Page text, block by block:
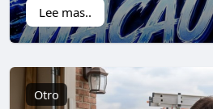
Lee mas..
Otro